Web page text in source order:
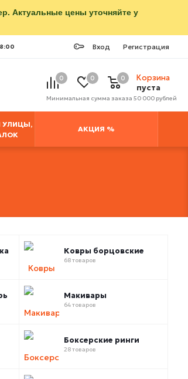
Актуальные цены уточняйте у
Вход Регистрация
0 0
Корзина
пуста
0
Минимальная сумма заказа 50 000 рублей
УЛИЦЫ,
АКЦИЯ %
Ковры борцовские
68 товаров
Макивары
64 товаров
Боксерские ринги
28 товаров